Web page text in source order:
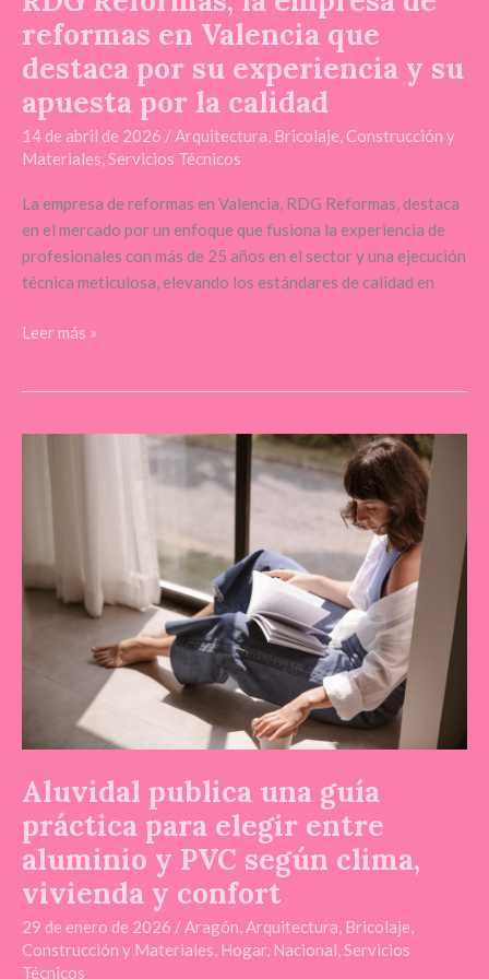
reformas en Valencia que
destaca por su experiencia y su
apuesta por la calidad
14 de abril de 2026 /Arquitectura, Bricolaje,Construcción y
Materiales,Servicios Técnicos
La empresa de reformas en Valencia, RDG Reformas, destaca
en el mercado por un enfoque que fusiona la experiencia de
profesionales con más de 25 años en el sector y una ejecución
técnica meticulosa, elevando los estándares de calidad en
Leer más »
Aluvidal publica una guía
práctica para elegir entre
aluminio y PVC según clima,
vivienda y confort
29 de enero de 2026 /Aragón,Arquitectura, Bricolaje,
Construcción y Materiales, Hogar, Nacional,Servicios
Técnicos
publica
para
elegir
vivienda
confort